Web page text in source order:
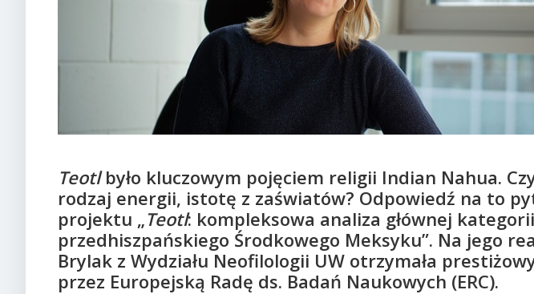
Teotlbyło kluczowym pojęciem religii Indian Nahua.
rodzaj energii, istotę z zaświatów? Odpowiedź na to
projektu „Teotl: kompleksowa analiza głównej
przedhiszpańskiego Środkowego Meksyku”. Na jego
Brylak z Wydziału Neofilologii UW otrzymała
przez Europejską Radę ds. Badań Naukowych (ERC).